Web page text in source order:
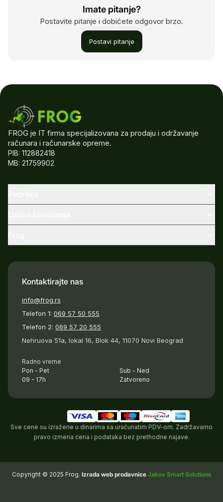
Imate pitanje?
Postavite pitanje i dobićete odgovor brzo.
Postavi pitanje
FROG je IT firma specijalizovana za prodaju i održavanje
računara i računarske opreme.
PIB: 112882418
MB: 21759902
Kontaktirajte nas
info@frog.rs
Telefon 1: 069 57 50 555
Telefon 2: 069 57 20 555
Nehruova 51a, lokal 16, Blok 44, 11070 Novi Beograd
Radno vreme
Pon - Pet
09 - 17h
Sub - Ned
Zatvoreno
Sve cene su izražene u dinarima sa uračunatim PDV-om. Zadržavamo
pravo izmena cena i podataka bez prethodne najave.
Copyright © 2025 Frog. Izrada web prodavnice Jakov Smart Solutions